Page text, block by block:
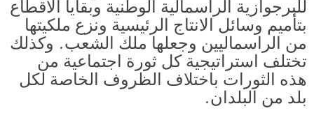
للبرجوازية الراسمالية الوطنية وبقايا الاقطاع
بتأميم وسائل الانتاج الرئيسية ونزع ملكيتها
من الراسماليين وجعلها ملك الشعب. وكذلك
تختلف استراتيجية كل ثورة اجتماعية من
هذه الثورات باختلاف الظروف الخاصة لكل
بلد من البلدان.